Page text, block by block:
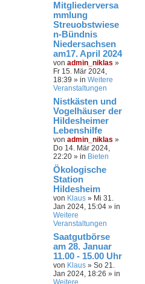
Mitgliederversa
mmlung
Streuobstwiese
n-Bündnis
Niedersachsen
am17. April 2024
von admin_niklas »
Fr 15. Mär 2024,
18:39 » in Weitere
Veranstaltungen
Nistkästen und
Vogelhäuser der
Hildesheimer
Lebenshilfe
von admin_niklas »
Do 14. Mär 2024,
22:20 » in Bieten
Ökologische
Station
Hildesheim
von Klaus » Mi 31.
Jan 2024, 15:04 » in
Weitere
Veranstaltungen
Saatgutbörse
am 28. Januar
11.00 - 15.00 Uhr
von Klaus » So 21.
Jan 2024, 18:26 » in